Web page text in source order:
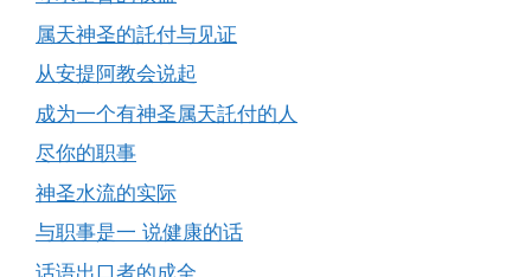
属天神圣的託付与见证
从安提阿教会说起
成为一个有神圣属天託付的人
尽你的职事
神圣水流的实际
与职事是一 说健康的话
话语出口者的成全